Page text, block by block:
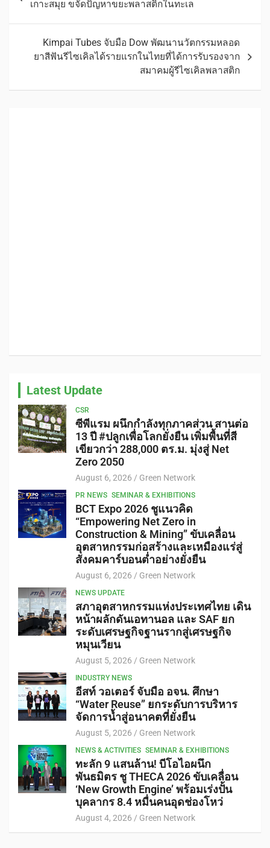
เกาะสมุย ขจัดปัญหาขยะพลาสติกในทะเล
Kimpai Tubes จับมือ Dow พัฒนานวัตกรรมหลอด
ยาสีฟันรีไซเคิลได้รายแรกในไทยที่ได้การรับรองจาก
สมาคมผู้รีไซเคิลพลาสติก
Latest Update
CSR
ซีพีแรม ผนึกกำลังทุกภาคส่วน สานต่อ
13 ปี #ปลูกเพื่อโลกยั่งยืน เพิ่มพื้นที่สี
เขียวกว่า 288,000 ตร.ม. มุ่งสู่ Net
Zero 2050
August 6, 2026 Green Network
PR NEWS SEMINAR & EXHIBITIONS
BCT Expo 2026 ชูแนวคิด
“Empowering Net Zero in
Construction & Mining” ขับเคลื่อน
อุตสาหกรรมก่อสร้างและเหมืองแร่สู่
สังคมคาร์บอนต่ำอย่างยั่งยืน
August 6, 2026 Green Network
NEWS UPDATE
สภาอุตสาหกรรมแห่งประเทศไทย เดิน
หน้าผลักดันเอทานอล และ SAF ยก
ระดับเศรษฐกิจฐานรากสู่เศรษฐกิจ
หมุนเวียน
August 5, 2026 Green Network
INDUSTRY NEWS
อีสท์ วอเตอร์ จับมือ อจน. ศึกษา
“Water Reuse” ยกระดับการบริหาร
จัดการน้ำสู่อนาคตที่ยั่งยืน
August 5, 2026 Green Network
NEWS & ACTIVITIES SEMINAR & EXHIBITIONS
ทะลัก 9 แสนล้าน! บีโอไอผนึก
พันธมิตร ชู THECA 2026 ขับเคลื่อน
‘New Growth Engine’ พร้อมเร่งปั้น
บุคลากร 8.4 หมื่นคนอุดช่องโหว่
August 4, 2026 Green Network